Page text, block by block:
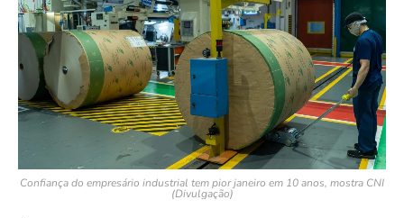
Confiança do empresário industrial tem pior janeiro em 10 anos, mostra CNI
(Divulgação)